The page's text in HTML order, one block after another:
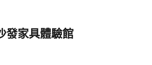
發家具體驗館